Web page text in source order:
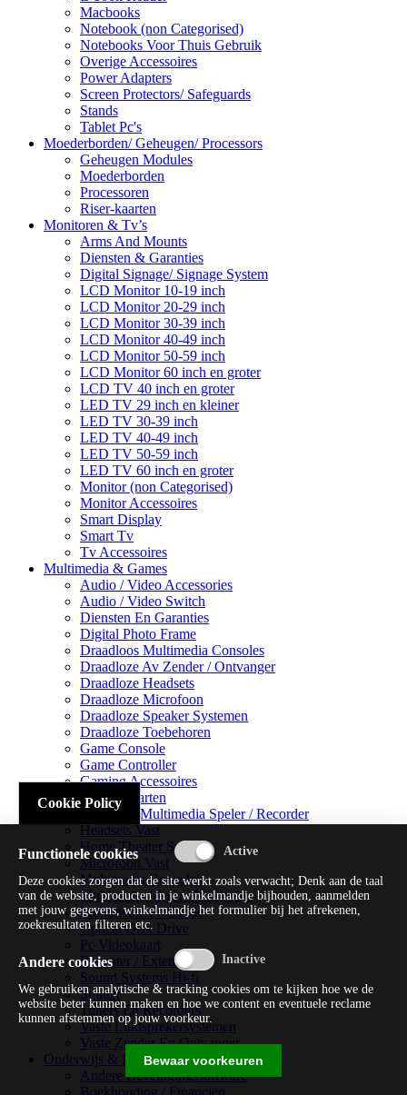
Macbooks
Notebook (non Categorised)
Notebooks Voor Thuis Gebruik
Overige Accessoires
Power Adapters
Screen Protectors/ Safeguards
Stands
Tablet Pc's
Moederborden/ Geheugen/ Processors
Geheugen Modules
Moederborden
Processoren
Riser-kaarten
Monitoren & Tv’s
Arms And Mounts
Diensten & Garanties
Digital Signage/ Signage System
LCD Monitor 10-19 inch
LCD Monitor 20-29 inch
LCD Monitor 30-39 inch
LCD Monitor 40-49 inch
LCD Monitor 50-59 inch
LCD Monitor 60 inch en groter
LCD TV 40 inch en groter
LED TV 29 inch en kleiner
LED TV 30-39 inch
LED TV 40-49 inch
LED TV 50-59 inch
LED TV 60 inch en groter
Monitor (non Categorised)
Monitor Accessoires
Smart Display
Smart Tv
Tv Accessoires
Multimedia & Games
Audio / Video Accessories
Audio / Video Switch
Diensten En Garanties
Digital Photo Frame
Draadloos Multimedia Consoles
Draadloze Av Zender / Ontvanger
Draadloze Headsets
Draadloze Microfoon
Draadloze Speaker Systemen
Draadloze Toebehoren
Game Console
Game Controller
Gaming Accessoires
Geluidskaarten
Handheld Multimedia Speler / Recorder
Headsets Vast
Home Theater Systems
Microfoon Vast
Multimedia Consoles
Multimedia Mixer / Versterker
Multimedia Productie
Optical Disk Drive
Pc Videokaart
Repeater / Extender
Sound Systems Hi-fi
Splitter
Tuners En Recorders
Vaste Luidsprekersystemen
Vaste Zender En Ontvanger
Onderwijs & Recreatie
Andere Beveiligingssoftware
Cookie Policy
Functionele cookies
Deze cookies zorgen dat de site werkt zoals verwacht; Denk aan de taal
van de website, producten in je winkelmandje bijhouden, aanmelden
met jouw gegevens, winkelmandje het formulier bij het afrekenen,
zoekresultaten filteren etc.
Andere cookies
We gebruiken analytische & tracking cookies om te kijken hoe we de
website beter kunnen maken en hoe we content en eventuele reclame
kunnen afstemmen op jouw voorkeur.
Bewaar voorkeuren